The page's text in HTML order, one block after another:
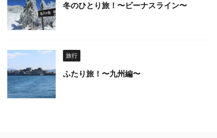
冬のひとり旅！〜ビーナスライン〜
旅行
ふたり旅！〜九州編〜